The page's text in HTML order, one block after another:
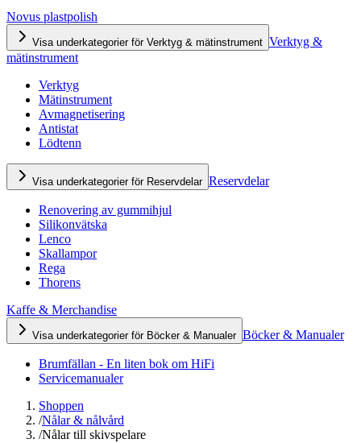
Novus plastpolish
Visa underkategorier för Verktyg & mätinstrument Verktyg &
mätinstrument
Verktyg
Mätinstrument
Avmagnetisering
Antistat
Lödtenn
Visa underkategorier för Reservdelar Reservdelar
Renovering av gummihjul
Silikonvätska
Lenco
Skallampor
Rega
Thorens
Kaffe & Merchandise
Visa underkategorier för Böcker & Manualer Böcker & Manualer
Brumfällan - En liten bok om HiFi
Servicemanualer
Shoppen
/Nålar & nålvård
/Nålar till skivspelare